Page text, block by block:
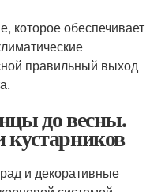
которое обеспечивает
правильный выход
до весны.
и декоративные